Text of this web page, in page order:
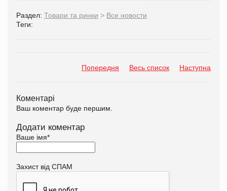
Раздел: Товари та ринки > Все новости
Теги:
Попередня Весь список Наступна
Коментарі
Ваш коментар буде першим.
Додати коментар
Ваше імя*
Захист від СПАМ